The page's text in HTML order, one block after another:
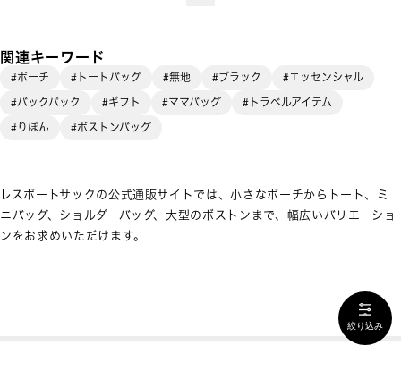
関連キーワード
#ポーチ #トートバッグ #無地 #ブラック
#エッセンシャル
#バックパック
#ギフト #ママバッグ
#トラベルアイテム
#りぼん
#ボストンバッグ
レスポートサックの公式通販サイトでは、小さなポーチからトート、ミ
ニバッグ、ショルダーバッグ、大型のボストンまで、幅広いバリエーショ
ンをお求めいただけます。
絞り込み